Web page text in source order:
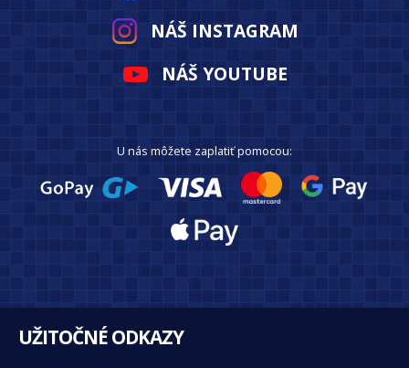
NÁŠ INSTAGRAM
NÁŠ YOUTUBE
U nás môžete zaplatiť pomocou:
UŽITOČNÉ ODKAZY